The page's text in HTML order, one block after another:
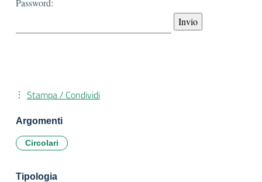
Password:
Stampa / Condividi
Argomenti
Circolari
Tipologia